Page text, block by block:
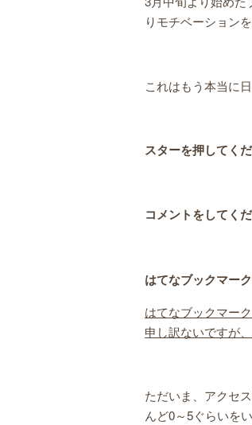
りモチベーション
これはもう本当に
スターを押してく
コメントをしてく
はてなブックマー
はてなブックマー
申し訳ないですが
ただいま、アクセ
んど0～5ぐらいを